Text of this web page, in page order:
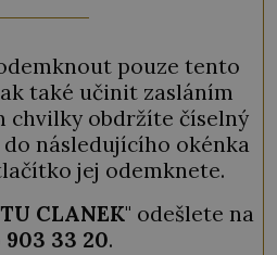
pouze tento
také učinit zasláním
chvilky obdržíte číselný
následujícího okénka
jej odemknete.
CLANEK" odešlete na
903 33 20.